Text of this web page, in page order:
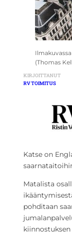
(Thomas
KIRJOITTANUT
RV TOIMITUS
Katse on
Matalista
pohditaan
kiinnostuksen